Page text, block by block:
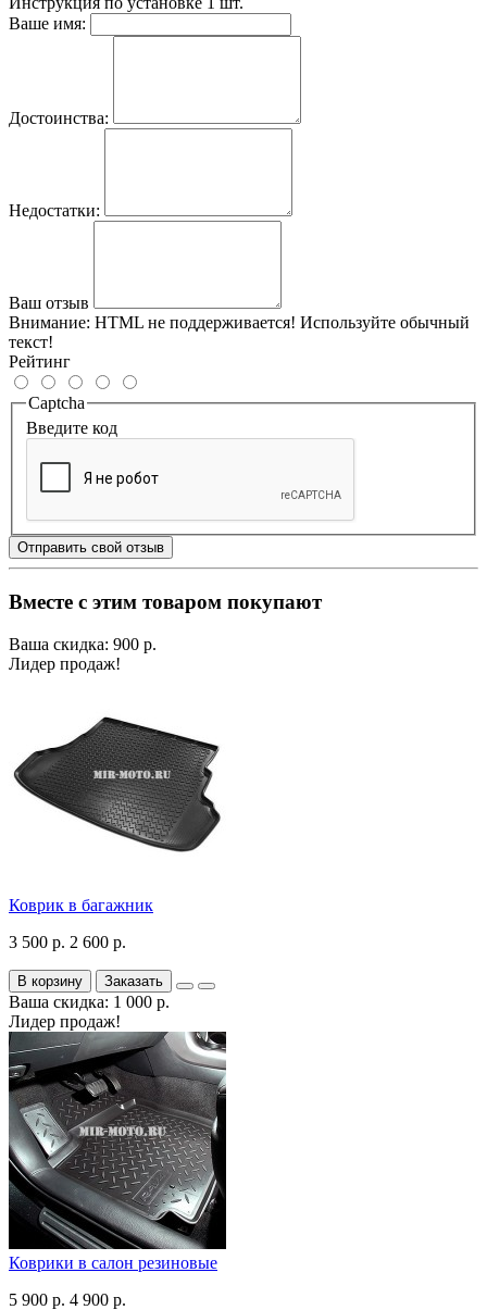
Ваше имя:
Достоинства:
Недостатки:
Ваш отзыв
Внимание: HTML не поддерживается! Используйте обычный
текст!
Рейтинг
Captcha
Введите код
Отправить свой отзыв
Вместе с этим товаром покупают
Ваша скидка: 900 р.
Лидер продаж!
Коврик в багажник
3 500 р. 2 600 р.
В корзину Заказать
Ваша скидка: 1 000 р.
Лидер продаж!
Коврики в салон резиновые
5 900 р. 4 900 р.